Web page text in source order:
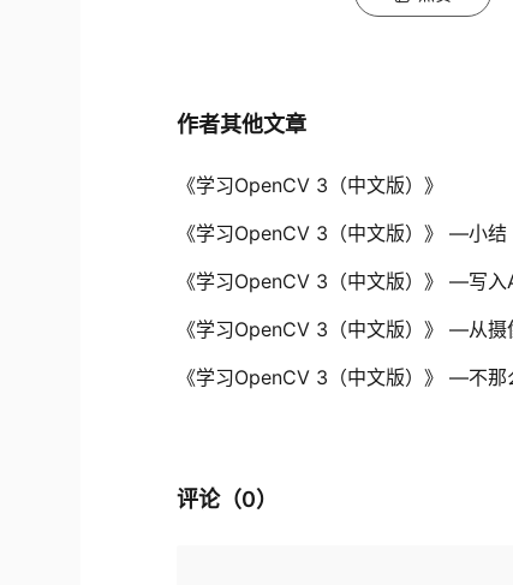
作者其他文章
《学习OpenCV 3（中文版）》
《学习OpenCV 3（中文版）》 —小结
《学习OpenCV 3（中文版）》 —写入
《学习OpenCV 3（中文版）》 —从摄
《学习OpenCV 3（中文版）》 —不那
评论（0）